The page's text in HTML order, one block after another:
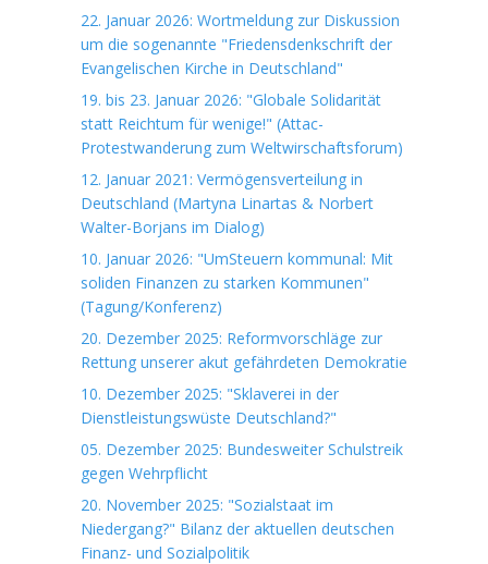
22. Januar 2026: Wortmeldung zur Diskussion
um die sogenannte "Friedensdenkschrift der
Evangelischen Kirche in Deutschland"
19. bis 23. Januar 2026: "Globale Solidarität
statt Reichtum für wenige!" (Attac-
Protestwanderung zum Weltwirschaftsforum)
12. Januar 2021: Vermögensverteilung in
Deutschland (Martyna Linartas & Norbert
Walter-Borjans im Dialog)
10. Januar 2026: "UmSteuern kommunal: Mit
soliden Finanzen zu starken Kommunen"
(Tagung/Konferenz)
20. Dezember 2025: Reformvorschläge zur
Rettung unserer akut gefährdeten Demokratie
10. Dezember 2025: "Sklaverei in der
Dienstleistungswüste Deutschland?"
05. Dezember 2025: Bundesweiter Schulstreik
gegen Wehrpflicht
20. November 2025: "Sozialstaat im
Niedergang?" Bilanz der aktuellen deutschen
Finanz- und Sozialpolitik